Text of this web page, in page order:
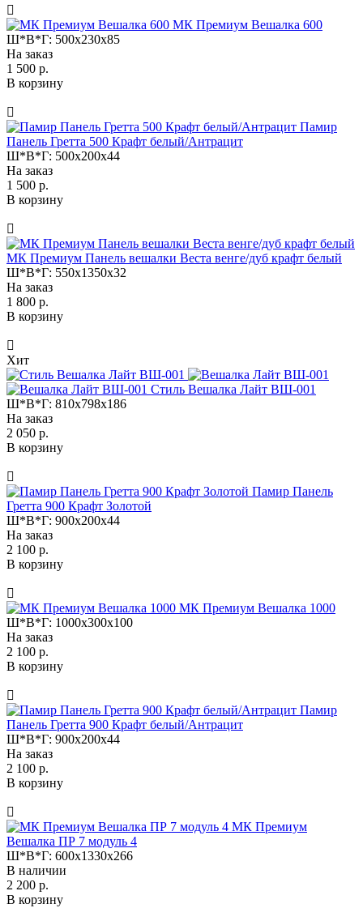
МК Премиум Вешалка 600
Ш*В*Г: 500x230x85
На заказ
1 500 р.
В корзину
Памир
Панель Гретта 500 Крафт белый/Антрацит
Ш*В*Г: 500x200x44
На заказ
1 500 р.
В корзину
МК Премиум Панель вешалки Веста венге/дуб крафт белый
Ш*В*Г: 550x1350x32
На заказ
1 800 р.
В корзину
Хит
Стиль Вешалка Лайт ВШ-001
Ш*В*Г: 810x798x186
На заказ
2 050 р.
В корзину
Памир Панель
Гретта 900 Крафт Золотой
Ш*В*Г: 900x200x44
На заказ
2 100 р.
В корзину
МК Премиум Вешалка 1000
Ш*В*Г: 1000x300x100
На заказ
2 100 р.
В корзину
Памир
Панель Гретта 900 Крафт белый/Антрацит
Ш*В*Г: 900x200x44
На заказ
2 100 р.
В корзину
МК Премиум
Вешалка ПР 7 модуль 4
Ш*В*Г: 600x1330x266
В наличии
2 200 р.
В корзину